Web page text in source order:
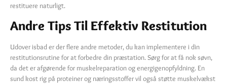
restituere naturligt.
Andre Tips Til Effektiv Restitution
Udover isbad er der flere andre metoder, du kan implementere i din
restitutionsrutine for at forbedre din præstation. Sørg for at få nok søvn,
da det er afgørende for muskelreparation og energigenopfyldning. En
sund kost rig på proteiner og næringsstoffer vil også støtte muskelvækst